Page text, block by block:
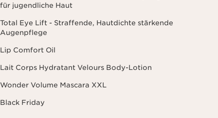
für jugendliche Haut
Total Eye Lift - Straffende, Hautdichte stärkende
Augenpflege
Lip Comfort Oil
Lait Corps Hydratant Velours Body-Lotion
Wonder Volume Mascara XXL
Black Friday